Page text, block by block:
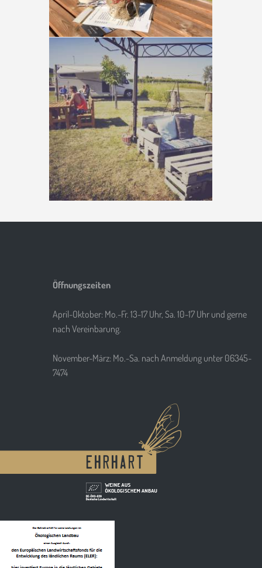
Öffnungszeiten
April-Oktober: Mo.-Fr. 13-17 Uhr, Sa. 10-17 Uhr und gerne
nach Vereinbarung.
November-März: Mo.-Sa. nach Anmeldung unter 06345-
7474